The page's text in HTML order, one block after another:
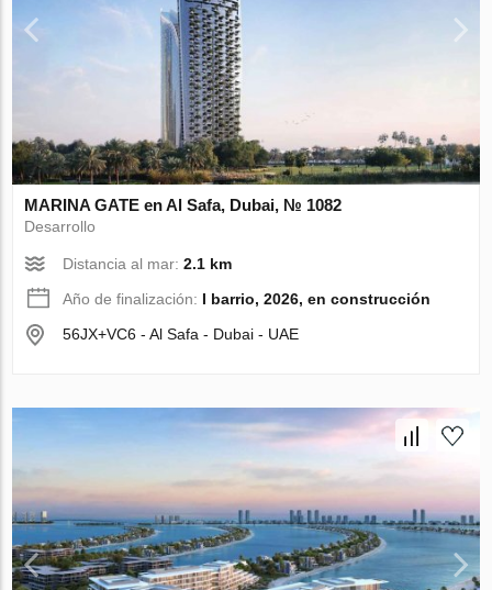
MARINA GATE en Al Safa, Dubai, № 1082
Desarrollo
Distancia al mar:2.1 km
Año de finalización: I barrio, 2026, en construcción
56JX+VC6 - Al Safa - Dubai - UAE